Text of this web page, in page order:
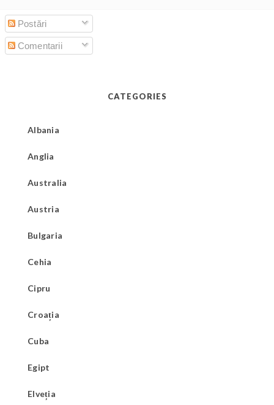
Postări
Comentarii
CATEGORIES
Albania
Anglia
Australia
Austria
Bulgaria
Cehia
Cipru
Croația
Cuba
Egipt
Elveția